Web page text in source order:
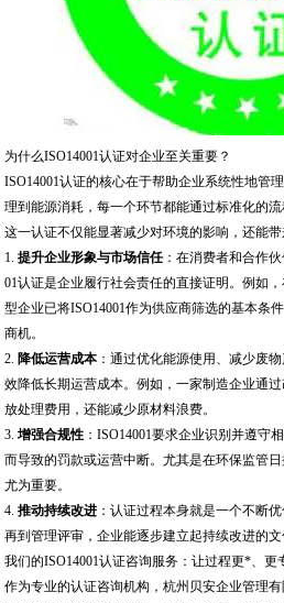
为什么ISO14001认证对企业至关重要？
ISO14001认证的核心在于帮助企业系统性地管
理到能源消耗，每一个环节都能通过标准化的
这一认证不仅能显著减少对环境的影响，还能带
1.提升企业形象与市场信任 ：在消费者和合作
01认证是企业履行社会责任的直接证明。例如
型企业已将ISO14001作为供应商筛选的基本条
商机。
2. 降低运营成本 ：通过优化能源使用、减少废
效降低长期运营成本。例如，一家制造企业通
放处理费用，还能减少原材料浪费。
3.增强合规性 ：ISO14001要求企业识别并遵守
而导致的罚款或运营中断。尤其是在环保监管
尤为重要。
4.推动持续改进 ：认证过程本身就是一个不断
再到管理评审，企业能逐步建立起持续改进的文
我们的ISO14001认证咨询服务：让过程更*、更
作为专业的认证咨询机构，杭州贝安企业管理